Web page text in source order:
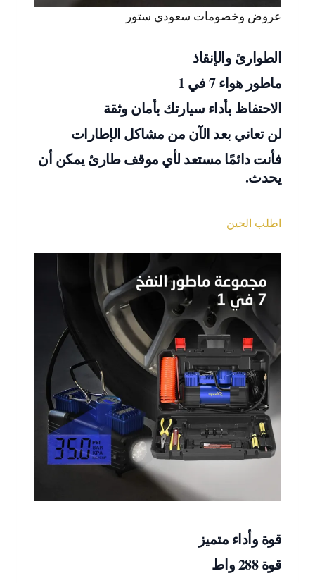
عروض وخصومات سعودي ستور
الطوارئ والإنقاذ
ماطور هواء 7 في 1
الاحتفاظ بأداء سيارتك بأمان وثقة
لن تعاني بعد الآن من مشاكل الإطارات
فأنت دائمًا مستعد لأي موقف طارئ يمكن أن
يحدث.
اطلب الحين
قوة وأداء متميز
قوة 288 واط